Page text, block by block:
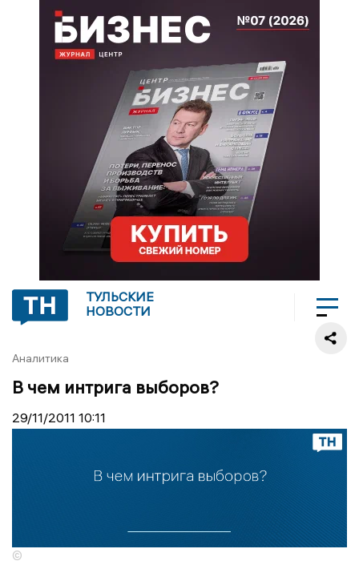
ТУЛЬСКИЕ
НОВОСТИ
Аналитика
В чем интрига выборов?
29/11/2011 10:11
©